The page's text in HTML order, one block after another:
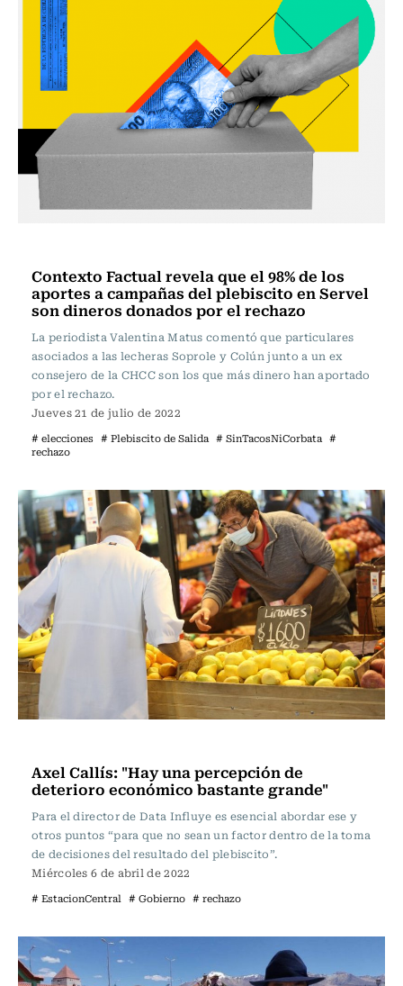
Contexto Factual revela que el 98% de los
aportes a campañas del plebiscito en Servel
son dineros donados por el rechazo
La periodista Valentina Matus comentó que particulares
asociados a las lecheras Soprole y Colún junto a un ex
consejero de la CHCC son los que más dinero han aportado
por el rechazo.
Jueves 21 de julio de 2022
# elecciones # Plebiscito de Salida # SinTacosNiCorbata #
rechazo
Axel Callís: "Hay una percepción de
deterioro económico bastante grande"
Para el director de Data Influye es esencial abordar ese y
otros puntos “para que no sean un factor dentro de la toma
de decisiones del resultado del plebiscito”.
Miércoles 6 de abril de 2022
# EstacionCentral # Gobierno # rechazo